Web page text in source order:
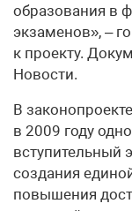
образования в
экзаменов», –
к проекту.
Новости.
В
в 2009 году
вступительный
создания
повышения